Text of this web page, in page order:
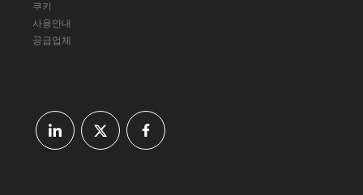
쿠키
사용안내
공급업체